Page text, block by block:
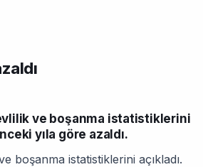
ve boşanma istatistiklerini
yıla göre azaldı.
boşanma istatistiklerini açıkladı.